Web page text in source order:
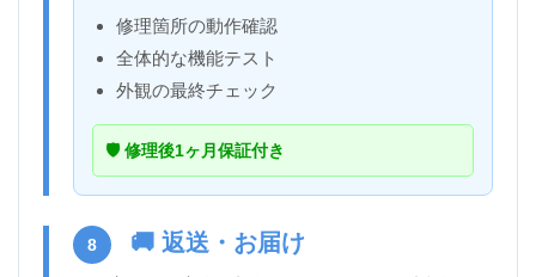
修理箇所の動作確認
全体的な機能テスト
外観の最終チェック
🛡️ 修理後1ヶ月保証付き
8 🚚 返送・お届け